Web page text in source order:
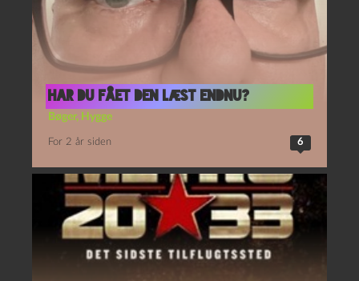
Har du fået den læst endnu?
Bøger, Hygge
For 2 år siden 6